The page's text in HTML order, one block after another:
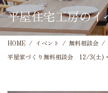
平屋住宅工房のイ
HOME イベント
無料相談会
平屋家づくり無料相談会 12/3(土)